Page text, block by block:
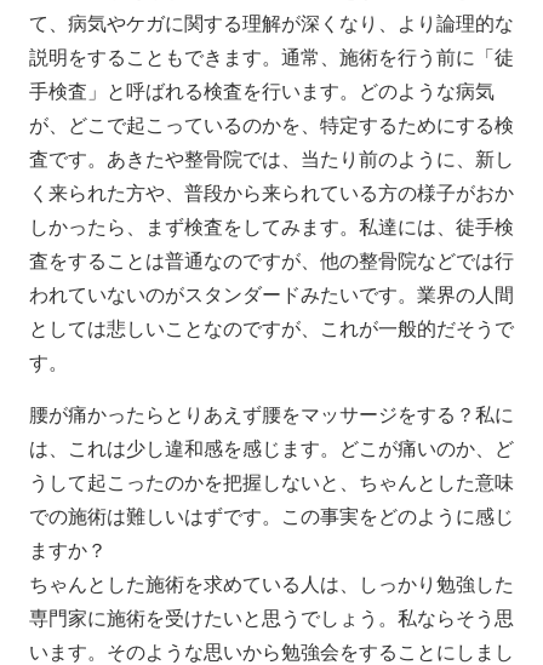
て、病気やケガに関する理解が深くなり、より論理的な
説明をすることもできます。通常、施術を行う前に「徒
手検査」と呼ばれる検査を行います。どのような病気
が、どこで起こっているのかを、特定するためにする検
査です。あきたや整骨院では、当たり前のように、新し
く来られた方や、普段から来られている方の様子がおか
しかったら、まず検査をしてみます。私達には、徒手検
査をすることは普通なのですが、他の整骨院などでは行
われていないのがスタンダードみたいです。業界の人間
としては悲しいことなのですが、これが一般的だそうで
す。
腰が痛かったらとりあえず腰をマッサージをする？私に
は、これは少し違和感を感じます。どこが痛いのか、ど
うして起こったのかを把握しないと、ちゃんとした意味
での施術は難しいはずです。この事実をどのように感じ
ますか？
ちゃんとした施術を求めている人は、しっかり勉強した
専門家に施術を受けたいと思うでしょう。私ならそう思
います。そのような思いから勉強会をすることにしまし